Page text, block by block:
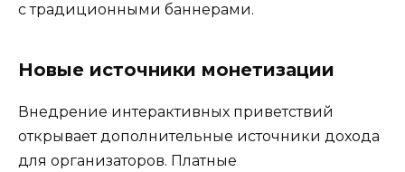
с традиционными баннерами.
Новые источники монетизации
Внедрение интерактивных приветствий
открывает дополнительные источники дохода
для организаторов. Платные